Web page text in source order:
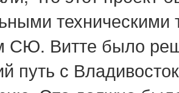
техническими
СЮ. Витте было
путь с